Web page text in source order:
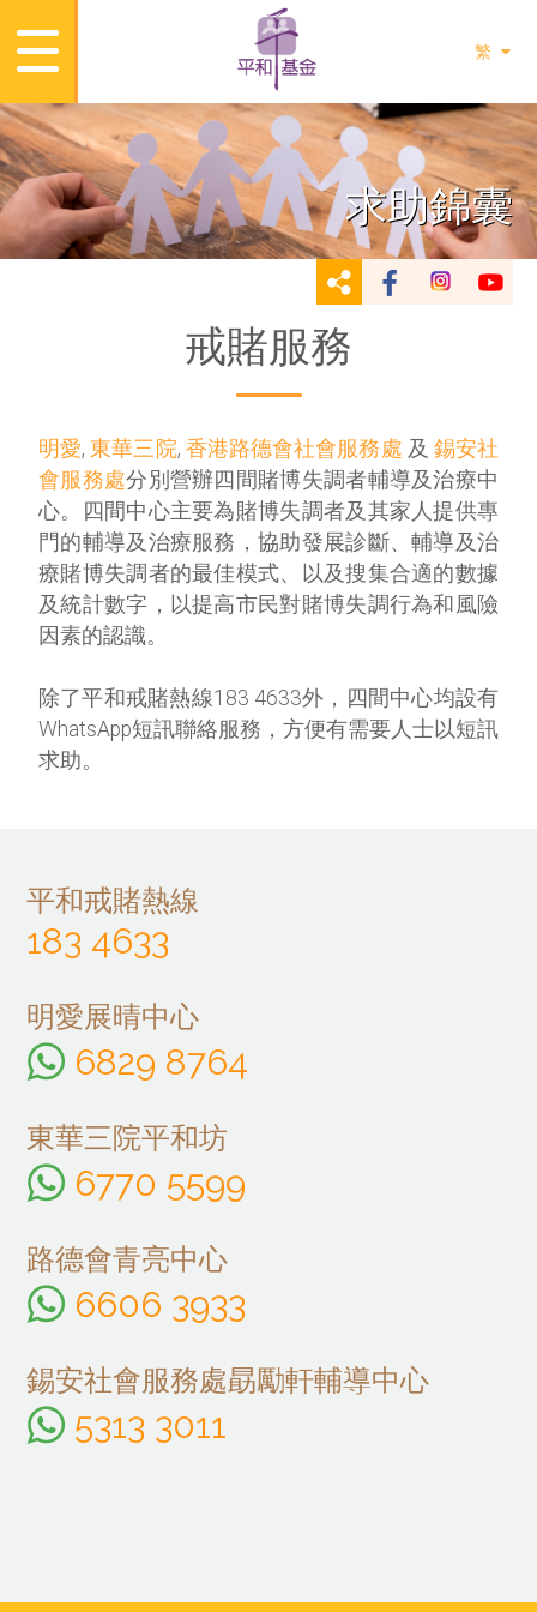
繁
求助錦囊
戒賭服務
明愛,東華三院, 香港路德會社會服務處 及 錫安社
會服務處分別營辦四間賭博失調者輔導及治療中
心。四間中心主要為賭博失調者及其家人提供專
門的輔導及治療服務，協助發展診斷、輔導及治
療賭博失調者的最佳模式、以及搜集合適的數據
及統計數字，以提高市民對賭博失調行為和風險
因素的認識。
除了平和戒賭熱線183 4633外，四間中心均設有
WhatsApp短訊聯絡服務，方便有需要人士以短訊
求助。
平和戒賭熱線
183 4633
明愛展晴中心
6829 8764
東華三院平和坊
6770 5599
路德會青亮中心
6606 3933
錫安社會服務處勗勵軒輔導中心
5313 3011